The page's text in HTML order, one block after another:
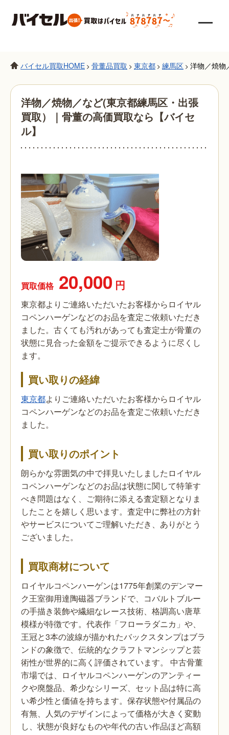
バイセル買取HOME > 骨董品買取 > 東京都 > 練馬区 > 洋物／焼物
洋物／焼物／など(東京都練馬区・出張
買取）｜骨董の高価買取なら【バイセ
ル】
買取価格 20,000 円
東京都よりご連絡いただいたお客様からロイヤル
コペンハーゲンなどのお品を査定ご依頼いただき
ました。古くても汚れがあっても査定士が骨董の
状態に見合った金額をご提示できるように尽くし
ます。
買い取りの経緯
東京都よりご連絡いただいたお客様からロイヤル
コペンハーゲンなどのお品を査定ご依頼いただき
ました。
買い取りのポイント
朗らかな雰囲気の中で拝見いたしましたロイヤル
コペンハーゲンなどのお品は状態に関して特筆す
べき問題はなく、ご期待に添える査定額となりま
したことを嬉しく思います。査定中に弊社の方針
やサービスについてご理解いただき、ありがとう
ございました。
買取商材について
ロイヤルコペンハーゲンは1775年創業のデンマー
ク王室御用達陶磁器ブランドで、コバルトブルー
の手描き装飾や繊細なレース技術、格調高い唐草
模様が特徴です。代表作「フローラダニカ」や、
王冠と3本の波線が描かれたバックスタンプはブラ
ンドの象徴で、伝統的なクラフトマンシップと芸
術性が世界的に高く評価されています。
中古骨董
市場では、ロイヤルコペンハーゲンのアンティー
クや廃盤品、希少なシリーズ、セット品は特に高
い希少性と価値を持ちます。保存状態や付属品の
有無、人気のデザインによって価格が大きく変動
し、状態が良好なものや年代の古い作品ほど高額